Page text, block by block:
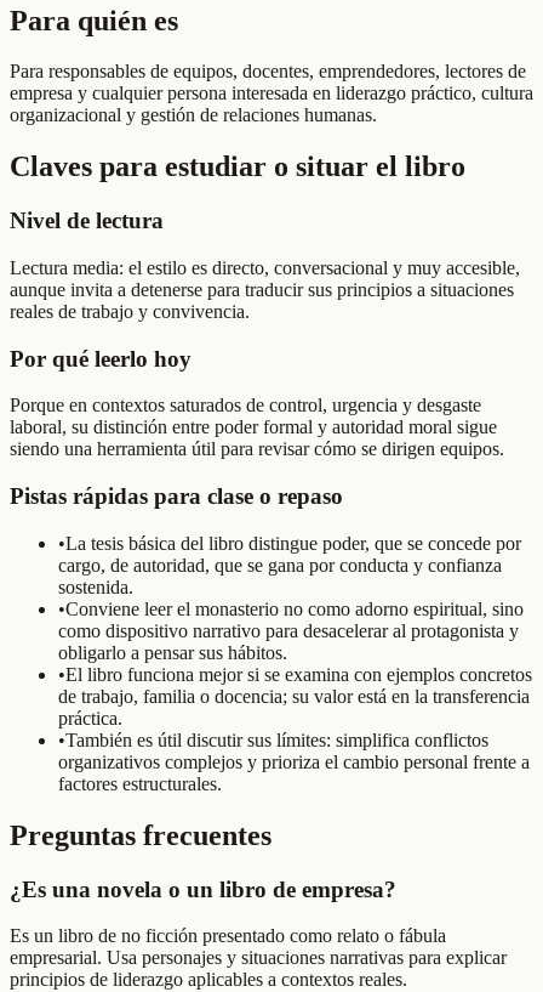
Para quién es
Para responsables de equipos, docentes, emprendedores, lectores de
empresa y cualquier persona interesada en liderazgo práctico, cultura
organizacional y gestión de relaciones humanas.
Claves para estudiar o situar el libro
Nivel de lectura
Lectura media: el estilo es directo, conversacional y muy accesible,
aunque invita a detenerse para traducir sus principios a situaciones
reales de trabajo y convivencia.
Por qué leerlo hoy
Porque en contextos saturados de control, urgencia y desgaste
laboral, su distinción entre poder formal y autoridad moral sigue
siendo una herramienta útil para revisar cómo se dirigen equipos.
Pistas rápidas para clase o repaso
•La tesis básica del libro distingue poder, que se concede por
cargo, de autoridad, que se gana por conducta y confianza
sostenida.
•Conviene leer el monasterio no como adorno espiritual, sino
como dispositivo narrativo para desacelerar al protagonista y
obligarlo a pensar sus hábitos.
•El libro funciona mejor si se examina con ejemplos concretos
de trabajo, familia o docencia; su valor está en la transferencia
práctica.
•También es útil discutir sus límites: simplifica conflictos
organizativos complejos y prioriza el cambio personal frente a
factores estructurales.
Preguntas frecuentes
¿Es una novela o un libro de empresa?
Es un libro de no ficción presentado como relato o fábula
empresarial. Usa personajes y situaciones narrativas para explicar
principios de liderazgo aplicables a contextos reales.